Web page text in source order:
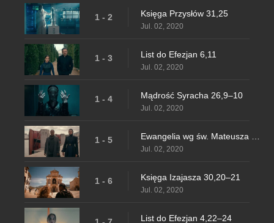
1 - 2 Księga Przysłów 31,25
Jul. 02, 2020
1 - 3 List do Efezjan 6,11
Jul. 02, 2020
1 - 4 Mądrość Syracha 26,9–10
Jul. 02, 2020
1 - 5
Jul. 02, 2020
1 - 6 Księga Izajasza 30,20–21
Jul. 02, 2020
List do Efezjan 4,22–24